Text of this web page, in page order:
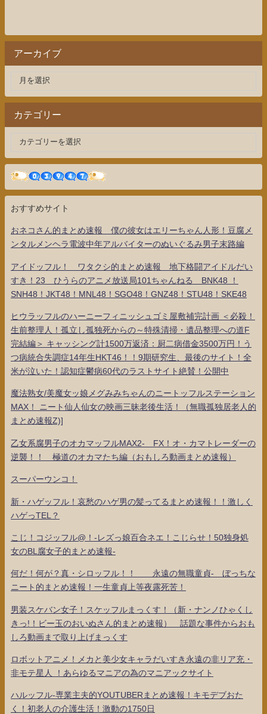
アーカイブ
カテゴリー
おすすめサイト
おネコさん的まとめ速報 僕の彼女はエリーちゃん人形！豆腐メ
ンタルメンヘラ電波中年アルバイターのぬいぐるみ男子末路編
アイドッフル！ ワタクシ的まとめ速報 地下格闘アイドルだい
すき！23 ひうらのアニメ放送局101ちゃんねる BNK48 ！
SNH48！JKT48！MNL48！SGO48！GNZ48！STU48！SKE48
ヒウラッフルのハーニーフィニッシュゴミ屋敷補完計画 ＜必殺！
生前整理人！孤立し孤独死からの～特殊清掃・遺品整理への道F
完結編＞ キャッシング計1500万返済：厨二病借金3500万円！う
つ病統合失調症14年生HKT46！！9期研究生、最後のサイト！全
米が泣いた！認知症鬱病60代のラストサイト絶賛！公開中
魔法熟女/美魔女ッ娘メグみみちゃんのニートッフルステーション
MAX！ ニート仙人仙女の映画三昧老後生活！（無職孤独居老人的
まとめ速報Z)]
乙女系腐男子のオカマッフルMAX2- FX！オ・カマトレーダーの
逆襲！！ 極道のオカマたち編（おもしろ動画まとめ速報）
スーパーウンコ！
新・ハゲッフル！哀愁のハゲ男の髪ってるまとめ速報！！激しく
ハゲっTEL？
こじ！コジッフル@！-レズっ娘百合ネエ！こじらせ！50独身処
女のBL腐女子的まとめ速報-
何だ！何が？真・シロッフル！！ 永遠の無職童貞- ぼっちな
ニート的まとめ速報！一生童貞上等夜露死苦！
男装スケバン女子！スケッフルまっくす！（新・ナンノひゃくし
きっ!！ビー玉のおいぬさん的まとめ速報） 話題な事件からおも
しろ動画まで取り上げまっくす
ロボットアニメ！メカと美少女キャラだいすき永遠の非リア充・
非モテ星人 ！あらゆるマニアの為のマニアックサイト
ハルッフル-専業主夫的YOUTUBERまとめ速報！キモデブおた
く！初老人の介護生活！激動の1750日